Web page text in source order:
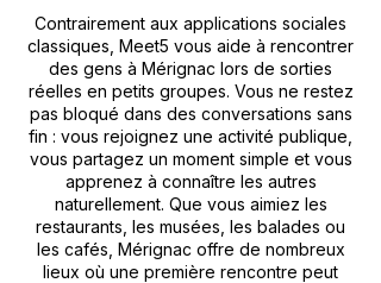
Contrairement aux applications sociales
classiques, Meet5 vous aide à rencontrer
des gens à Mérignac lors de sorties
réelles en petits groupes. Vous ne restez
pas bloqué dans des conversations sans
fin : vous rejoignez une activité publique,
vous partagez un moment simple et vous
apprenez à connaître les autres
naturellement. Que vous aimiez les
restaurants, les musées, les balades ou
les cafés, Mérignac offre de nombreux
lieux où une première rencontre peut